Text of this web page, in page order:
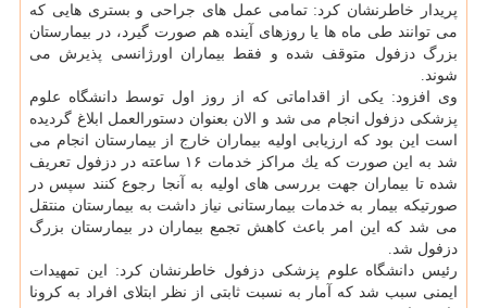
پریدار خاطرنشان كرد: تمامی عمل های جراحی و بستری هایی كه
می توانند طی ماه ها یا روزهای آینده هم صورت گیرد، در بیمارستان
بزرگ دزفول متوقف شده و فقط بیماران اورژانسی پذیرش می
شوند.
وی افزود: یكی از اقداماتی كه از روز اول توسط دانشگاه علوم
پزشكی دزفول انجام می شد و الان بعنوان دستورالعمل ابلاغ گردیده
است این بود كه ارزیابی اولیه بیماران خارج از بیمارستان انجام می
شد به این صورت كه یك مراكز خدمات ۱۶ ساعته در دزفول تعریف
شده تا بیماران جهت بررسی های اولیه به آنجا رجوع كنند سپس در
صورتیكه بیمار به خدمات بیمارستانی نیاز داشت به بیمارستان منتقل
می شد كه این امر باعث كاهش تجمع بیماران در بیمارستان بزرگ
دزفول شد.
رئیس دانشگاه علوم پزشكی دزفول خاطرنشان كرد: این تمهیدات
ایمنی سبب شد كه آمار به نسبت ثابتی از نظر ابتلای افراد به كرونا